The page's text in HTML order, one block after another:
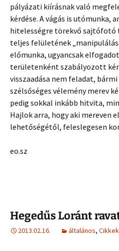
pályázati kiírásnak való
kérdése. A vágás is utómunka,
hitelességre törekvő sajtófotó
teljes felületének
előmunka, ugyancsak
területenként szabályozott
visszaadása nem feladat,
szélsőséges vélemény merev
pedig sokkal inkább hitvita,
Hajlok arra, hogy aki mereven
lehetőségétől, feleslegesen
eo.sz
Hegedűs Loránt
2013.02.16. általános, Cikkek